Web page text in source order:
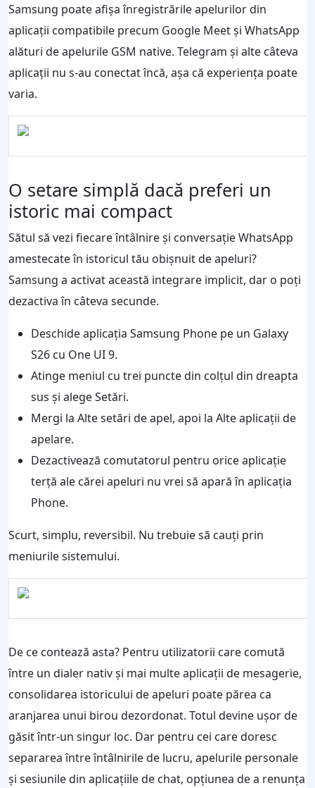
Samsung poate afișa înregistrările apelurilor din
aplicații compatibile precum Google Meet și WhatsApp
alături de apelurile GSM native. Telegram și alte câteva
aplicații nu s-au conectat încă, așa că experiența poate
varia.
O setare simplă dacă preferi un
istoric mai compact
Sătul să vezi fiecare întâlnire și conversație WhatsApp
amestecate în istoricul tău obișnuit de apeluri?
Samsung a activat această integrare implicit, dar o poți
dezactiva în câteva secunde.
Deschide aplicația Samsung Phone pe un Galaxy
S26 cu One UI 9.
Atinge meniul cu trei puncte din colțul din dreapta
sus și alege Setări.
Mergi la Alte setări de apel, apoi la Alte aplicații de
apelare.
Dezactivează comutatorul pentru orice aplicație
terță ale cărei apeluri nu vrei să apară în aplicația
Phone.
Scurt, simplu, reversibil. Nu trebuie să cauți prin
meniurile sistemului.
De ce contează asta? Pentru utilizatorii care comută
între un dialer nativ și mai multe aplicații de mesagerie,
consolidarea istoricului de apeluri poate părea ca
aranjarea unui birou dezordonat. Totul devine ușor de
găsit într-un singur loc. Dar pentru cei care doresc
separarea între întâlnirile de lucru, apelurile personale
și sesiunile din aplicațiile de chat, opțiunea de a renunța